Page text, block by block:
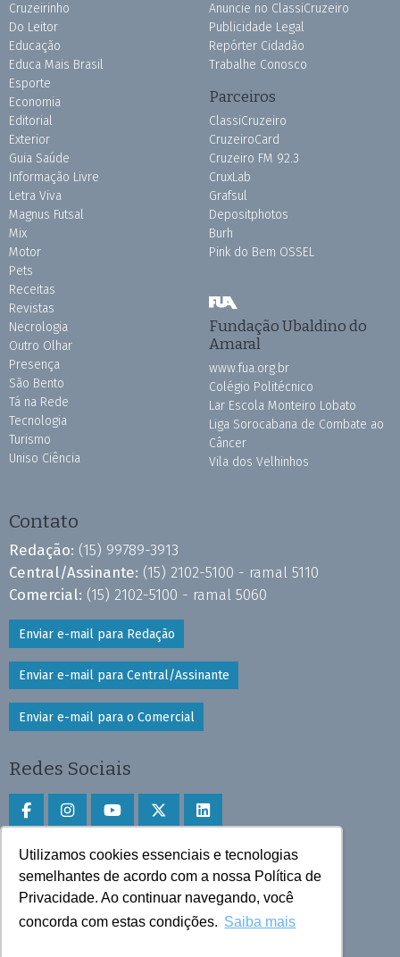
Utilizamos cookies essenciais e tecnologias
semelhantes de acordo com a nossa Política de
Privacidade. Ao continuar navegando, você
concorda com estas condições. Saiba mais
Cruzeirinho
Do Leitor
Educação
Educa Mais Brasil
Esporte
Economia
Editorial
Exterior
Guia Saúde
Informação Livre
Letra Viva
Magnus Futsal
Mix
Motor
Pets
Receitas
Revistas
Necrologia
Outro Olhar
Presença
São Bento
Tá na Rede
Tecnologia
Turismo
Uniso Ciência
Anuncie no ClassiCruzeiro
Publicidade Legal
Repórter Cidadão
Trabalhe Conosco
Parceiros
ClassiCruzeiro
CruzeiroCard
Cruzeiro FM 92.3
CruxLab
Grafsul
Depositphotos
Burh
Pink do Bem OSSEL
Fundação Ubaldino do
Amaral
www.fua.org.br
Colégio Politécnico
Lar Escola Monteiro Lobato
Liga Sorocabana de Combate ao
Câncer
Vila dos Velhinhos
Contato
Redação: (15) 99789-3913
Central/Assinante: (15) 2102-5100 - ramal 5110
Comercial: (15) 2102-5100 - ramal 5060
Enviar e-mail para Redação
Enviar e-mail para Central/Assinante
Enviar e-mail para o Comercial
Redes Sociais
Faça download do aplicativo
Play Store e App Store